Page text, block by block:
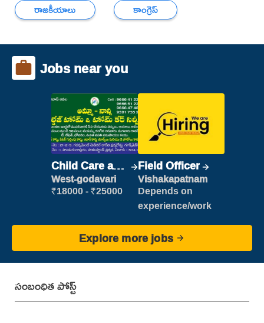
రాజకీయాలు
కాంగ్రెస్
Jobs near you
Child Care and
Patient care
West-godavari
₹18000 - ₹25000
Field Officer
Vishakapatnam
Depends on
experience/work
Explore more jobs
సంబంధిత పోస్ట్